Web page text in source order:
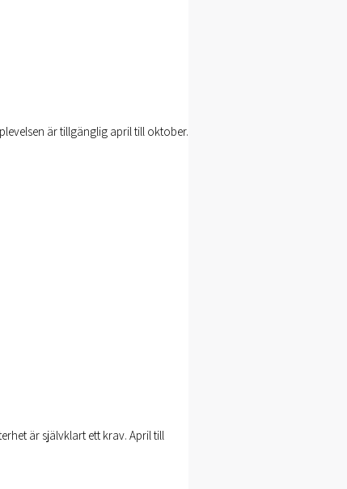
är tillgänglig april till oktober.
är självklart ett krav. April till